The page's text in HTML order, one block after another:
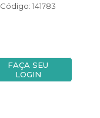
Código: 141783
FAÇA SEU
LOGIN